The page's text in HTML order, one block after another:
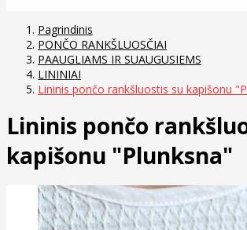
Pagrindinis
PONČO RANKŠLUOSČIAI
PAAUGLIAMS IR SUAUGUSIEMS
LININIAI
Lininis pončo rankšluostis su kapišonu
Lininis pončo
kapišonu "Plunksna"